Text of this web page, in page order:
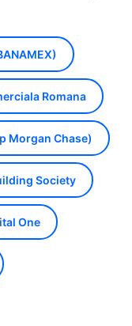
Romana
Morgan Chase)
Society
One